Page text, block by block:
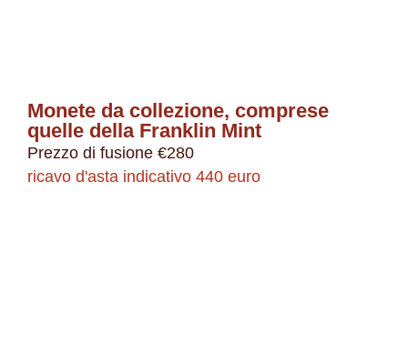
Monete da collezione, comprese
quelle della Franklin Mint
Prezzo di fusione €280
ricavo d'asta indicativo 440 euro